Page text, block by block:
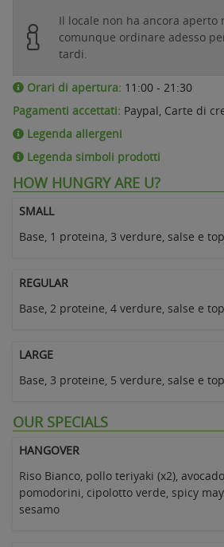
Il locale non ha ancora aperto
comunque ordinare adesso
tardi.
Orari di apertura: 11:00 - 21:30
Pagamenti accettati: Paypal, Carte di
Legenda allergeni
Legenda simboli prodotti
HOW HUNGRY ARE U?
SMALL
Base, 1 proteina, 3 verdure, salse e
REGULAR
Base, 2 proteine, 4 verdure, salse e
LARGE
Base, 3 proteine, 5 verdure, salse e
OUR SPECIALS
HANGOVER
Riso Bianco, pollo teriyaki (x2),
pomodorini, cipolotto verde, spicy
sesamo